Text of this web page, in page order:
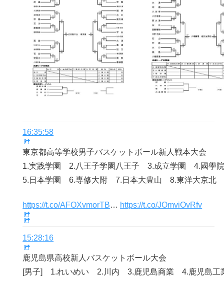
16:35:58
東京都高等学校男子バスケットボール新人戦本大会
1.実践学園 2.八王子学園八王子 3.成立学園 4.國學
5.日本学園 6.専修大附 7.日本大豊山 8.東洋大京北
https://t.co/AFOXvmorTB… https://t.co/JOmviOvRfv
15:28:16
鹿児島県高校新人バスケットボール大会
[男子] 1.れいめい 2.川内 3.鹿児島商業 4.鹿児島工